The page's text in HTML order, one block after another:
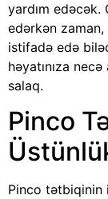
yardım
edərkən
istifadə edə
həyatınıza
salaq.
Pinco
Pinco tətbiqinin